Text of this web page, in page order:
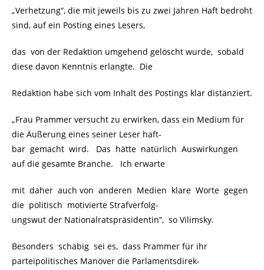
„Verhetzung“, die mit jeweils bis zu zwei Jahren Haft bedroht
sind, auf ein Posting eines Lesers,
das von der Redaktion umgehend gelöscht wurde, sobald
diese davon Kenntnis erlangte. Die
Redaktion habe sich vom Inhalt des Postings klar distanziert.
„Frau Prammer versucht zu erwirken, dass ein Medium für
die Äußerung eines seiner Leser haft-
bar gemacht wird. Das hätte natürlich Auswirkungen
auf die gesamte Branche. Ich erwarte
mit daher auch von anderen Medien klare Worte gegen
die politisch motivierte Strafverfolg-
ungswut der Nationalratspräsidentin“, so Vilimsky.
Besonders schäbig sei es, dass Prammer für ihr
parteipolitisches Manöver die Parlamentsdirek-